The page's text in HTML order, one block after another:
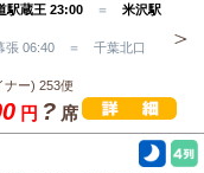
駅蔵王 23:00 ＝ 米沢駅
06:40 ＝ 千葉北口
ナー) 253便
円 ? 席